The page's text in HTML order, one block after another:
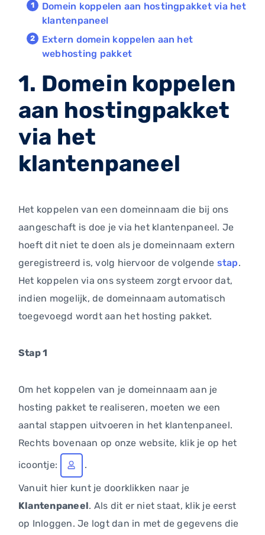
Domein koppelen aan hostingpakket via het
klantenpaneel
Extern domein koppelen aan het
webhosting pakket
1. Domein koppelen
aan hostingpakket
via het
klantenpaneel
Het koppelen van een domeinnaam die bij ons
aangeschaft is doe je via het klantenpaneel. Je
hoeft dit niet te doen als je domeinnaam extern
geregistreerd is, volg hiervoor de volgende stap.
Het koppelen via ons systeem zorgt ervoor dat,
indien mogelijk, de domeinnaam automatisch
toegevoegd wordt aan het hosting pakket.
Stap 1
Om het koppelen van je domeinnaam aan je
hosting pakket te realiseren, moeten we een
aantal stappen uitvoeren in het klantenpaneel.
Rechts bovenaan op onze website, klik je op het
icoontje:
.
Vanuit hier kunt je doorklikken naar je
Klantenpaneel. Als dit er niet staat, klik je eerst
op Inloggen. Je logt dan in met de gegevens die